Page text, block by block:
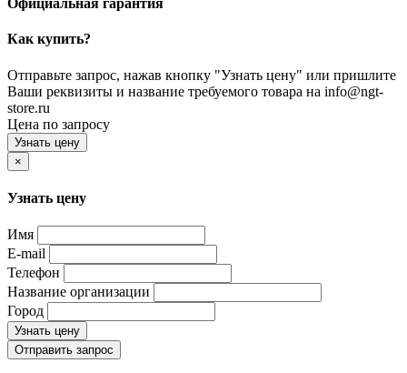
Официальная гарантия
Как купить?
Отправьте запрос, нажав кнопку "Узнать цену" или пришлите
Ваши реквизиты и название требуемого товара на info@ngt-
store.ru
Цена по запросу
Узнать цену
×
Узнать цену
Имя
E-mail
Телефон
Название организации
Город
Узнать цену
Отправить запрос